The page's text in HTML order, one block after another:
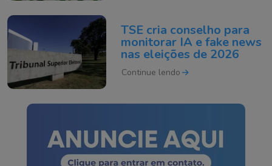
TSE cria conselho para
monitorar IA e fake news
nas eleições de 2026
Continue lendo